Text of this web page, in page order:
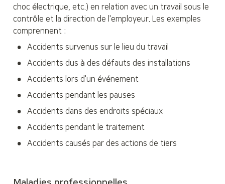
choc électrique, etc.) en relation avec un travail sous le
contrôle et la direction de l'employeur. Les exemples
comprennent :
• Accidents survenus sur le lieu du travail
• Accidents dus à des défauts des installations
• Accidents lors d'un événement
• Accidents pendant les pauses
• Accidents dans des endroits spéciaux
• Accidents pendant le traitement
• Accidents causés par des actions de tiers